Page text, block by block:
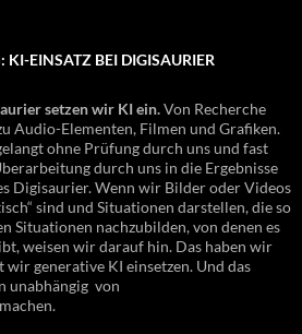
EINSATZ BEI DIGISAURIER
setzen wir KI ein.Von Recherche
Audio-Elementen, Filmen und Grafiken.
ohne Prüfung durch uns und fast
durch uns in die Ergebnisse
Digisaurier. Wenn wir Bilder oder Videos
sind und Situationen darstellen, die so
Situationen nachzubilden, von denen es
weisen wir darauf hin. Das haben wir
wir generative KI einsetzen. Und das
unabhängig von